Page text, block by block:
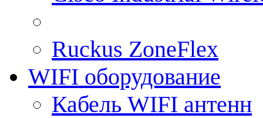
Ruckus ZoneFlex
WIFI оборудование
Кабель WIFI антенн